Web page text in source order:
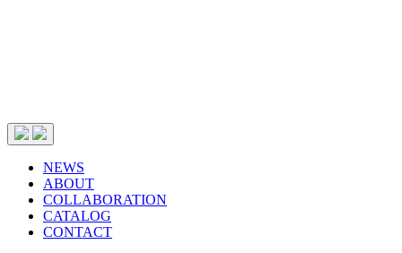
NEWS
ABOUT
COLLABORATION
CATALOG
CONTACT